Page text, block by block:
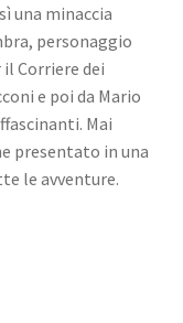
una minaccia
personaggio
Corriere dei
e poi da Mario
Mai
presentato in una
le avventure.